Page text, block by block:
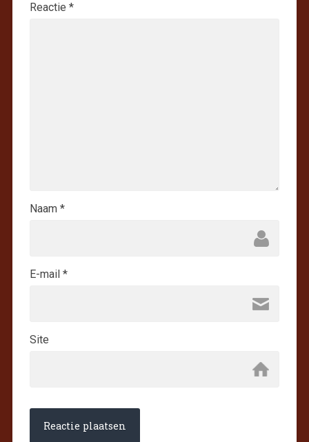
Reactie *
Naam *
E-mail *
Site